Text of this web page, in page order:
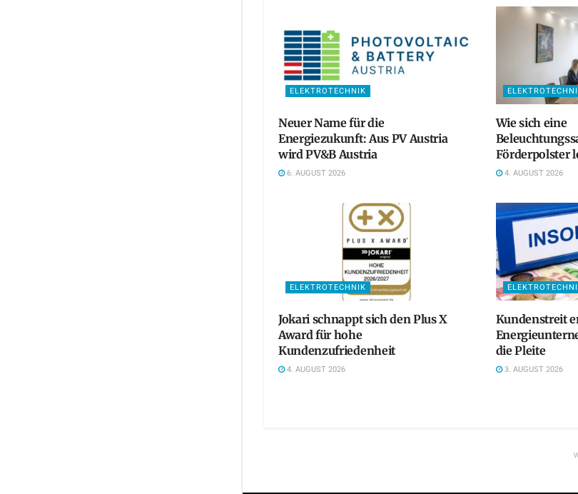
ELEKTROTECHNIK
Neuer Name für die
Energiezukunft: Aus PV Austria
wird PV&B Austria
6. AUGUST 2026
Wie sich eine
Förderpolster
4. AUGUST 2026
ELEKTROTECHNIK
Jokari schnappt sich den Plus X
Award für hohe
Kundenzufriedenheit
4. AUGUST 2026
Kundenstreit
die Pleite
3. AUGUST 2026